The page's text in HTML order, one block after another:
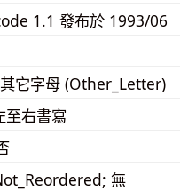
1.1 發布於 1993/06
它字母 (Other_Letter)
至右書寫
無